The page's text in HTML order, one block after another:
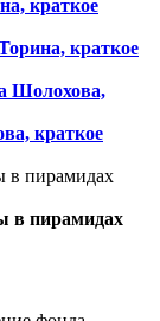
краткое
краткое
Шолохова,
краткое
в пирамидах